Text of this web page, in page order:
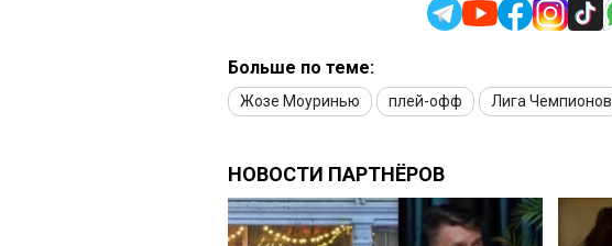
Больше по теме:
Жозе Моуринью плей-офф Лига Чемпионов